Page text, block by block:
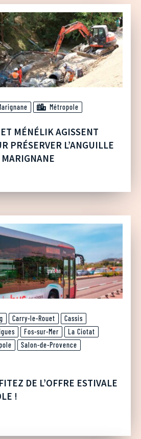
Métropole
MÉNÉLIK AGISSENT
PRÉSERVER L’ANGUILLE
Carry-le-Rouet
Cassis
Fos-sur-Mer
La Ciotat
Salon-de-Provence
DE L’OFFRE ESTIVALE
!